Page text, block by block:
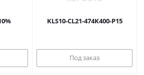
KLS10-CL21-474K400-P15
Под заказ